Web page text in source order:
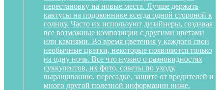
перестановку на новые места. Лучше держать
кактусы на подоконнике всегда одной стороной к
солнцу. Часто их используют дизайнеры, создавая
все возможные композиции с другими цветами
или камнями. Во время цветения у каждого свои
необычные цветки, некоторые появляются только
на одну ночь. Все что нужно о разновидностях
суккулентов, их фото, советы по уходу,
выращиванию, пересадке, защите от вредителей и
много другой полезной информации ниже.